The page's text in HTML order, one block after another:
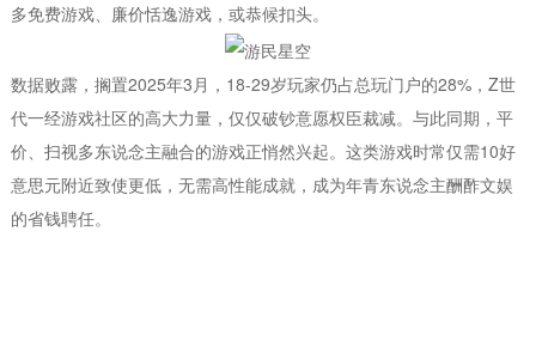
多免费游戏、廉价恬逸游戏，或恭候扣头。
数据败露，搁置2025年3月，18-29岁玩家仍占总玩门户的28%，Z世
代一经游戏社区的高大力量，仅仅破钞意愿权臣裁减。与此同期，平
价、扫视多东说念主融合的游戏正悄然兴起。这类游戏时常仅需10好
意思元附近致使更低，无需高性能成就，成为年青东说念主酬酢文娱
的省钱聘任。